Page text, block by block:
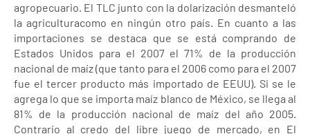
agropecuario. El TLC junto con la dolarización desmanteló
la agriculturacomo en ningún otro país. En cuanto a las
importaciones se destaca que se está comprando de
Estados Unidos para el 2007 el 71% de la producción
nacional de maíz (que tanto para el 2006 como para el 2007
fue el tercer producto más importado de EEUU). Si se le
agrega lo que se importa maíz blanco de México, se llega al
81% de la producción nacional de maíz del año 2005.
Contrario al credo del libre juego de mercado, en El